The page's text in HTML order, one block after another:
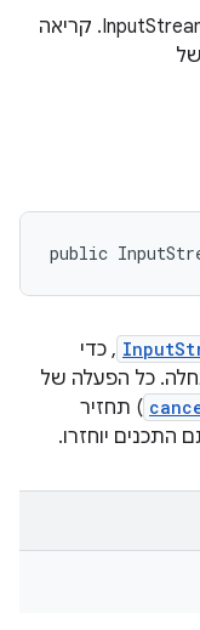
מבצעים ניקוי נתונים נדרש במקור של InputStream. קריאה
public
, כדי
כל הפעלה של
) תחזיר
התכנים יוחזרו.